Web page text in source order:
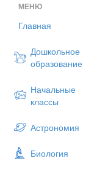
МЕНЮ
Главная
Дошкольное
образование
Начальные
классы
Астрономия
Биология